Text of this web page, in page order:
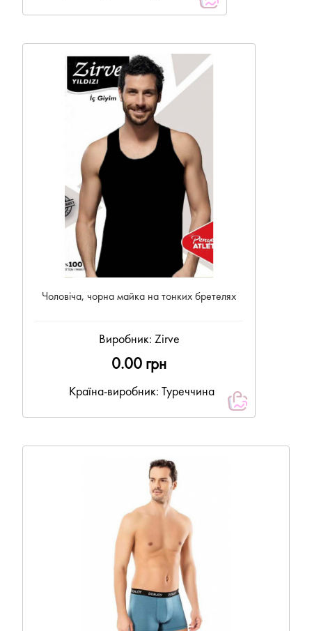
Чоловіча, чорна майка на тонких бретелях
Виробник: Zirve
0.00 грн
Країна-виробник: Туреччина